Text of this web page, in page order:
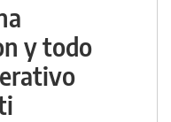
y todo